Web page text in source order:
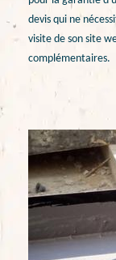
devis qui ne
visite de son site
complémentaires.